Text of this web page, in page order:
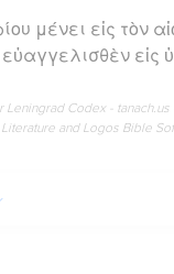
μένει εἰς τὸν
εἰς
Leningrad Codex -
and Logos Bible